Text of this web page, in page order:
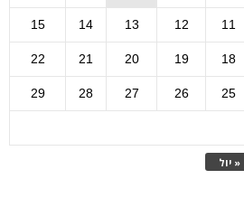
« יול
11
12
13
14
15
18
19
20
21
22
25
26
27
28
29